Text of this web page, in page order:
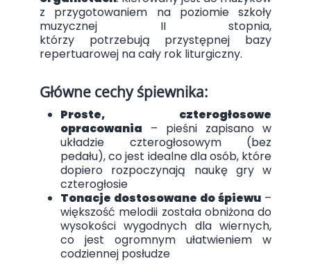
z przygotowaniem na poziomie szkoły
muzycznej II stopnia,
którzy potrzebują przystępnej bazy
repertuarowej na cały rok liturgiczny.
Główne cechy śpiewnika:
Proste, czterogłosowe
opracowania – pieśni zapisano w
układzie czterogłosowym (bez
pedału), co jest idealne dla osób, które
dopiero rozpoczynają naukę gry w
czterogłosie
Tonacje dostosowane do śpiewu –
większość melodii została obniżona do
wysokości wygodnych dla wiernych,
co jest ogromnym ułatwieniem w
codziennej posłudze